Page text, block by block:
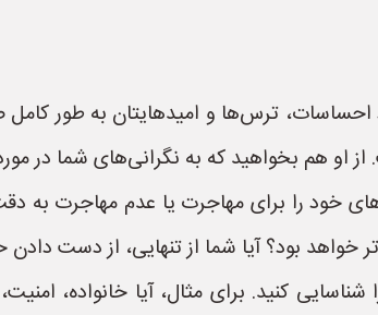
احساسات، ترس‌ها و امیدهایتان به طور
او هم بخواهید که به نگرانی‌های شما در
خود را برای مهاجرت یا عدم مهاجرت به
بود؟ آیا شما از تنهایی، از دست دادن
کنید. برای مثال، آیا خانواده،